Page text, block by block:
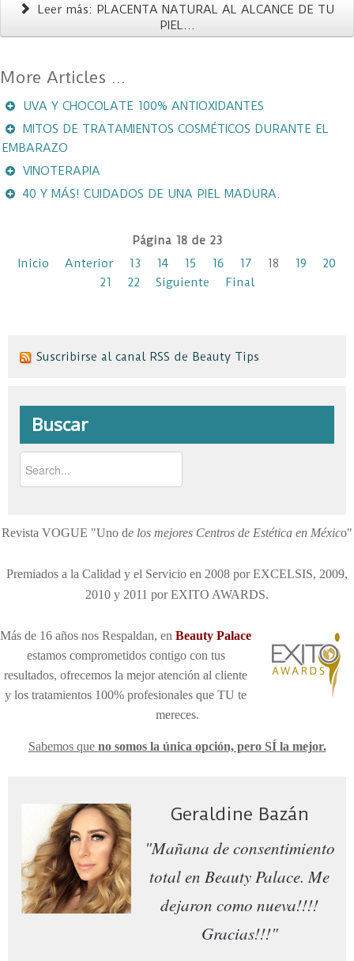
Leer más: PLACENTA NATURAL AL ALCANCE DE TU
PIEL…
UVA Y CHOCOLATE 100% ANTIOXIDANTES
MITOS DE TRATAMIENTOS COSMÉTICOS DURANTE EL
EMBARAZO
VINOTERAPIA
40 Y MÁS! CUIDADOS DE UNA PIEL MADURA.
Página 18 de 23
Inicio
Anterior 13 14 15 16 17 18 19
20
21
22 Siguiente Final
Suscribirse al canal RSS de Beauty Tips
Buscar
Revista VOGUE "Uno de los mejores Centros de Estética en México"
Premiados a la Calidad y el Servicio en 2008 por EXCELSIS, 2009,
2010 y 2011 por EXITO AWARDS.
Más de 16 años nos Respaldan, en Beauty Palace
estamos comprometidos contigo con tus
resultados, ofrecemos la mejor atención al cliente
y los tratamientos 100% profesionales que TU te
mereces.
Sabemos que no somos la única opción, pero SÍ la mejor.
Geraldine Bazán
"Mañana de consentimiento
total en Beauty Palace. Me
dejaron como nueva!!!!
Gracias!!!"